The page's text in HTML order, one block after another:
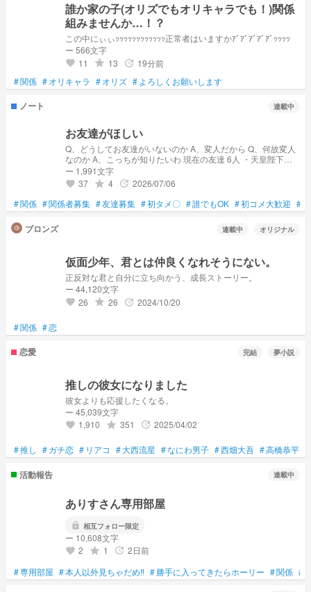
誰か家の子(オリズでもオリキャラでも！)関係
組みませんか…！？
この中にぃぃｯｯｯｯｯｯｯｯｯｯｯｯ正常者はいますかｱﾞｱﾞｱﾞｱﾞｱﾞｯｯｯｯ
ー 566文字
favorite 11 grade 13 update 19分前
#関係 #オリキャラ #オリズ # よろしくお願いします
ノート 連載中
お友達がほしい
Q、どうしてお友達がいないのか A、変人だから Q、何故変人
なのか A、こっちが知りたいわ 現在の友達 6人 ・天皇陛下万
歳さん 優しい ・白恋 乃愛さん 安心感半端ない ・藤田 ゆあさ
ん 可愛い ・🍬さん 礼儀正しい ・レアノさん 話してて楽しい
・るりさん コメントしてくれる 皆優しい！大好き！ たまに悩
み相談もする
ー 1,991文字
favorite 37 grade 4 update 2026/07/06
#関係 #関係者募集 #友達募集 #初タメ〇 #誰でもOK #初コメ大歓迎 #
ブロンズ 連載中 オリジナル
仮面少年、君とは仲良くなれそうにない。
正反対な君と自分に立ち向かう、成長ストーリー。
ー 44,120文字
favorite 26 grade 26 update 2024/10/20
#関係 #恋
恋愛 完結 夢小説
推しの彼女になりました
彼女よりも応援したくなる。
ー 45,039文字
favorite 1,910 grade 351 update 2025/04/02
#推し #ガチ恋 # リアコ #大西流星 #なにわ男子 #西畑大吾 #高橋恭平
活動報告 連載中
ありすさん専用部屋
lock 相互フォロー限定
ー 10,608文字
favorite 2 grade 1 update 2日前
#専用部屋 #本人以外見ちゃだめ‼ #勝手に入ってきたらホーリー #関係 #